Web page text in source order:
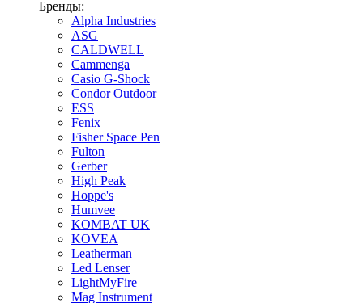
Бренды:
Alpha Industries
ASG
CALDWELL
Cammenga
Casio G-Shock
Condor Outdoor
ESS
Fenix
Fisher Space Pen
Fulton
Gerber
High Peak
Hoppe's
Humvee
KOMBAT UK
KOVEA
Leatherman
Led Lenser
LightMyFire
Mag Instrument